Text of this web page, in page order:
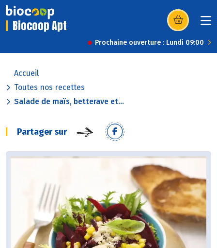
Biocoop Apt (s’ouvre dans
Prochaine ouverture : Lundi 09:00
Accueil
Toutes nos recettes
Salade de maïs, betterave et...
Partager sur